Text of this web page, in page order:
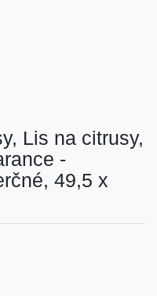
Lis na citrusy,
-
49,5 x